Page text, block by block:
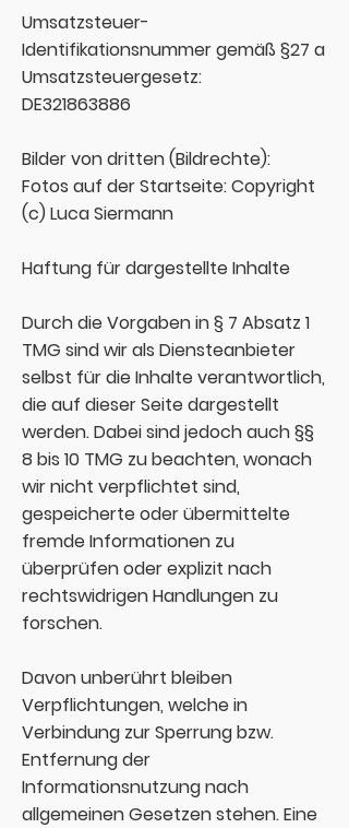
Umsatzsteuer-
Identifikationsnummer gemäß §27 a
Umsatzsteuergesetz:
DE321863886
Bilder von dritten (Bildrechte):
Fotos auf der Startseite: Copyright
(c) Luca Siermann
Haftung für dargestellte Inhalte
Durch die Vorgaben in § 7 Absatz 1
TMG sind wir als Diensteanbieter
selbst für die Inhalte verantwortlich,
die auf dieser Seite dargestellt
werden. Dabei sind jedoch auch §§
8 bis 10 TMG zu beachten, wonach
wir nicht verpflichtet sind,
gespeicherte oder übermittelte
fremde Informationen zu
überprüfen oder explizit nach
rechtswidrigen Handlungen zu
forschen.
Davon unberührt bleiben
Verpflichtungen, welche in
Verbindung zur Sperrung bzw.
Entfernung der
Informationsnutzung nach
allgemeinen Gesetzen stehen. Eine